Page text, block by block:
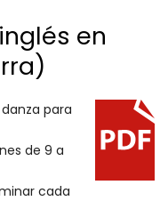
en
para
de 9 a
cada